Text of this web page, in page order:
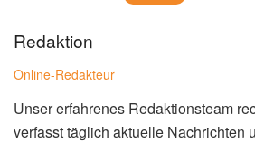
Redaktion
Online-Redakteur
Unser erfahrenes Redaktionsteam
verfasst täglich aktuelle Nachrichten